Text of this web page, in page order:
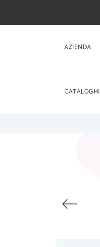
AZIENDA
CATALOGHI